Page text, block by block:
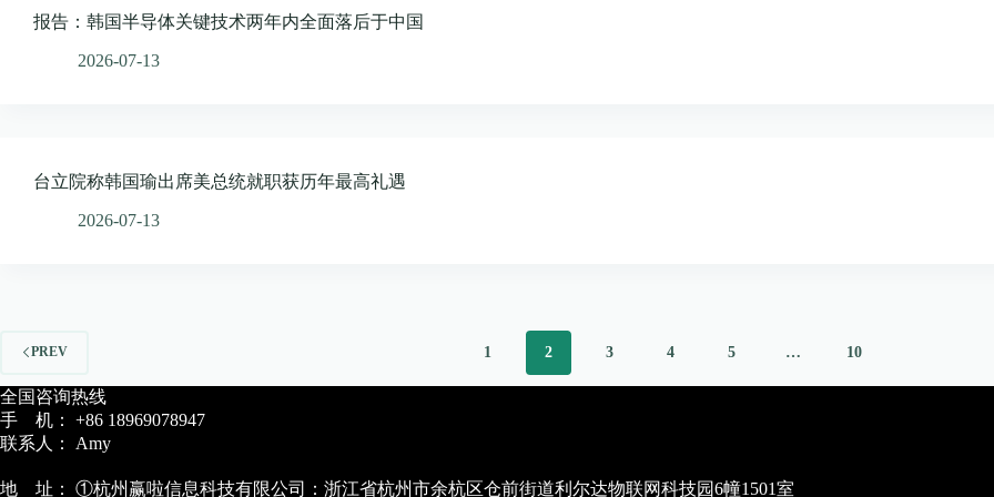
报告：韩国半导体关键技术两年内全面落后于中国
2026-07-13
台立院称韩国瑜出席美总统就职获历年最高礼遇
2026-07-13
PREV 1 2 3 4 5 … 10
全国咨询热线
手 机： +86 18969078947
联系人： Amy
地 址： ①杭州赢啦信息科技有限公司：浙江省杭州市余杭区仓前街道利尔达物联网科技园6幢1501室